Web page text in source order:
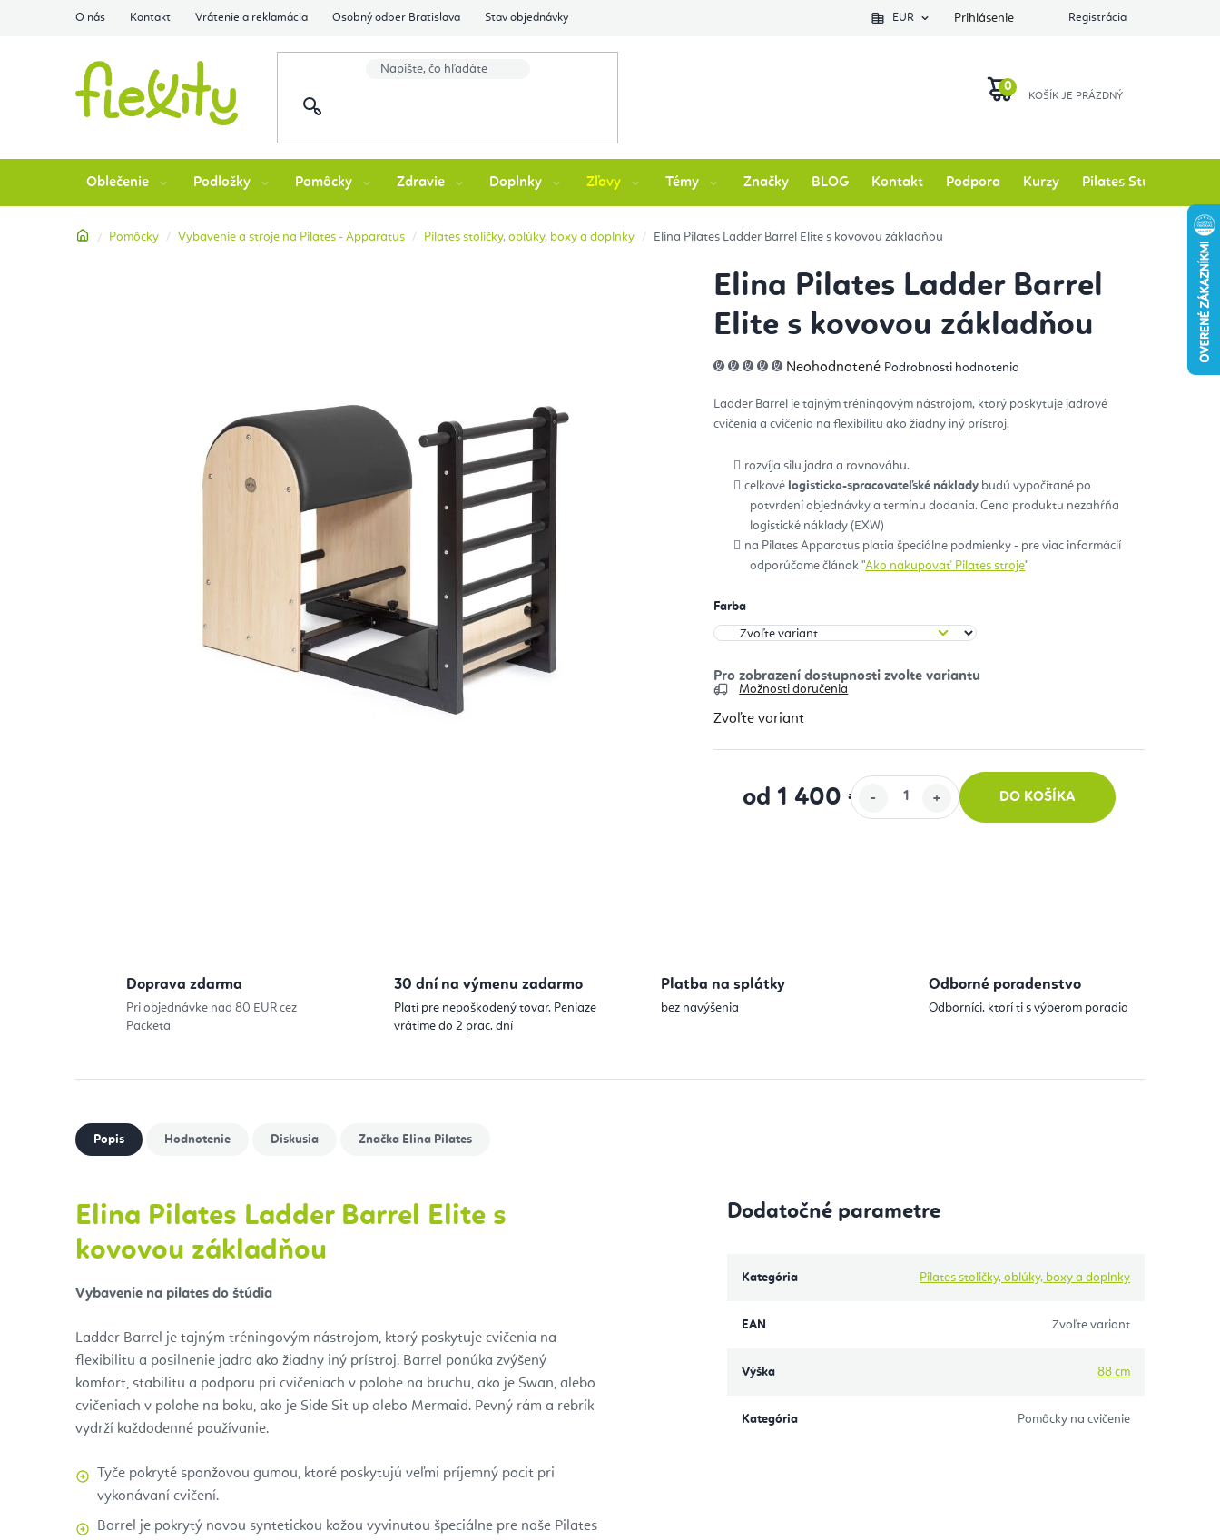
O nás Kontakt Vrátenie a reklamácia Osobný odber Bratislava Stav objednávky EUR Prihlásenie Registrácia
KOŠÍK
Oblečenie Podložky Pomôcky Zdravie Doplnky Zľavy Témy Značky BLOG Kontakt Podpora Kurzy Pilates Studio
DomovPomôcky Vybavenie a stroje na Pilates - Apparatus Pilates stoličky, oblúky, boxy a doplnky Elina Pilates Ladder Barrel Elite s kovovou základňou
Elina Pilates Ladder Barrel
Elite s kovovou základňou
Priemerné
hodnotenie
0,0
z
5
Neohodnotené Podrobnosti hodnotenia
Ladder Barrel je tajným tréningovým nástrojom, ktorý poskytuje jadrové
cvičenia a cvičenia na flexibilitu ako žiadny iný prístroj.
rozvíja silu jadra a rovnováhu.
celkové logisticko-spracovateľské náklady budú vypočítané po
potvrdení objednávky a termínu dodania. Cena produktu nezahŕňa
logistické náklady (EXW)
na Pilates Apparatus platia špeciálne podmienky - pre viac informácií
odporúčame článok "Ako nakupovať Pilates stroje"
Farba
Možnosti doručenia
Zvoľte variant
od 1 400 € DO KOŠÍKA
Doprava zdarma
Pri objednávke nad 80 EUR cez
Packeta
30 dní na výmenu zadarmo
Platí pre nepoškodený tovar. Peniaze
vrátime do 2 prac. dní
Platba na splátky
bez navýšenia
Odborné poradenstvo
Odborníci, ktorí ti s výberom poradia
Popis Hodnotenie Diskusia Značka Elina Pilates
Elina Pilates Ladder Barrel Elite s
kovovou základňou
Vybavenie na pilates do štúdia
Ladder Barrel je tajným tréningovým nástrojom, ktorý poskytuje cvičenia na
flexibilitu a posilnenie jadra ako žiadny iný prístroj. Barrel ponúka zvýšený
komfort, stabilitu a podporu pri cvičeniach v polohe na bruchu, ako je Swan, alebo
cvičeniach v polohe na boku, ako je Side Sit up alebo Mermaid. Pevný rám a rebrík
vydrží každodenné používanie.
Tyče pokryté sponžovou gumou, ktoré poskytujú veľmi príjemný pocit pri
vykonávaní cvičení.
Barrel je pokrytý novou syntetickou kožou vyvinutou špeciálne pre naše Pilates
Dodatočné parametre
Kategória Pilates stoličky, oblúky, boxy a doplnky
EAN Zvoľte variant
Výška 88 cm
Kategória Pomôcky na cvičenie